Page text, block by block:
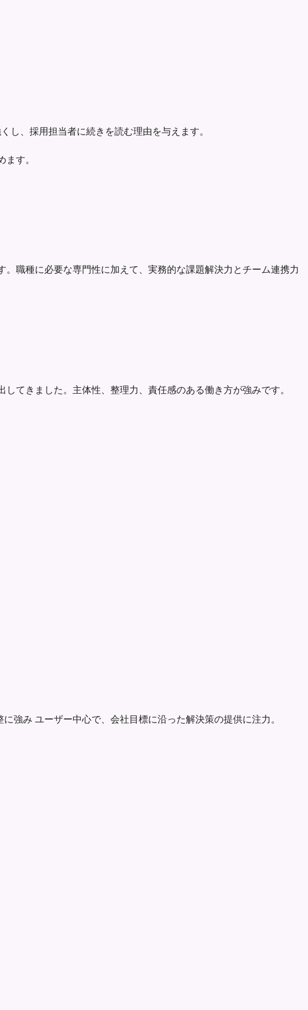
し、採用担当者に続きを読む理由を与えます。
ます。
。職種に必要な専門性に加えて、実務的な課題解決力とチーム連携力
てきました。主体性、整理力、責任感のある働き方が強みです。
に強み ユーザー中心で、会社目標に沿った解決策の提供に注力。